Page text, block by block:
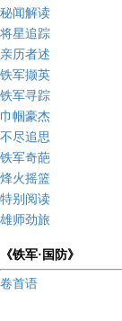
秘闻解读
将星追踪
亲历者述
铁军撷英
铁军寻踪
巾帼豪杰
不尽追思
铁军奇葩
烽火摇篮
特别阅读
雄师劲旅
《铁军·国防》
卷首语